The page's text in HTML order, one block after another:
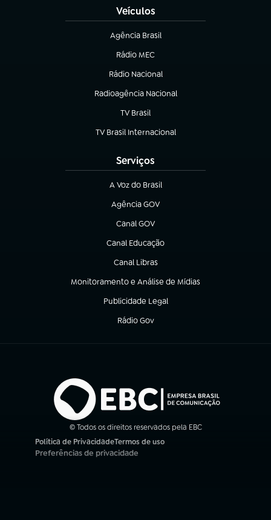
Veículos
Agência Brasil
(abre em nova aba)
Rádio MEC
Rádio Nacional
(abre em nova aba)
Radioagência Nacional
(abre em nova aba)
TV Brasil
(abre em nova aba)
TV Brasil Internacional
(abre em nova aba)
Serviços
A Voz do Brasil
(abre em nova aba)
Agência GOV
(abre em nova aba)
Canal GOV
(abre em nova aba)
Canal Educação
(abre em nova aba)
Canal Libras
(abre em nova aba)
Monitoramento e Análise de Mídias
(abre em nova aba)
Publicidade Legal
(abre em nova aba)
Rádio Gov
(abre em nova aba)
© Todos os direitos reservados pela EBC
Política de Privacidade
(abre em nova aba)
Termos de uso
(abre em nova aba)
Preferências de privacidade